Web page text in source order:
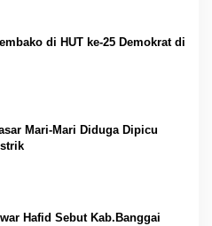
di HUT ke-25 Demokrat di
Mari-Mari Diduga Dipicu
Hafid Sebut Kab.Banggai